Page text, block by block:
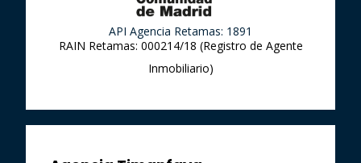
API Agencia Retamas: 1891
RAIN Retamas: 000214/18 (Registro de Agente
Inmobiliario)